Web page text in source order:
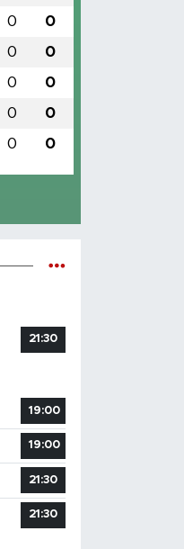
0 0
0 0
0 0
0 0
0 0
21:30
19:00
19:00
21:30
21:30